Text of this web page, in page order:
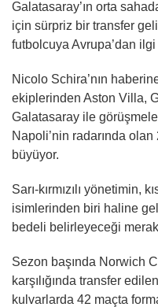
Galatasaray’ın orta
için sürpriz bir transfer
futbolcuya Avrupa’dan ilgi
Nicolo Schira’nın
ekiplerinden Aston Villa,
Galatasaray ile
Napoli’nin radarında
büyüyor.
Sarı-kırmızılı yönetimin,
isimlerinden biri haline
bedeli belirleyeceği
Sezon başında Norwich
karşılığında transfer
kulvarlarda 42 maçta